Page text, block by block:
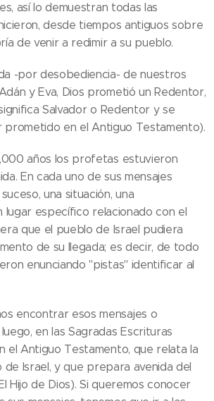
así lo demuestran todas las
desde tiempos antiguos sobre
de venir a redimir a su pueblo.
-por desobediencia- de nuestros
y Eva, Dios prometió un Redentor,
Salvador o Redentor y se
prometido en el Antiguo Testamento).
años los profetas estuvieron
En cada uno de sus mensajes
una situación, una
específico relacionado con el
que el pueblo de Israel pudiera
de su llegada; es decir, de todo
enunciando "pistas" identificar al
encontrar esos mensajes o
en las Sagradas Escrituras
el Antiguo Testamento, que relata la
Israel, y que prepara avenida del
Hijo de Dios). Si queremos conocer